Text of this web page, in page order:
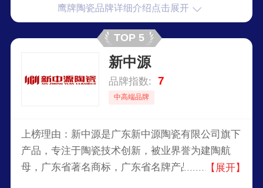
鹰牌陶瓷品牌详细介绍点击展开
TOP 5
新中源
品牌指数: 7
中高端品牌
上榜理由：新中源是广东新中源陶瓷有限公司旗下
产品，专注于陶瓷技术创新，被业界誉为建陶航
母，广东省著名商标，广东省名牌产品，集科研、
【展开】